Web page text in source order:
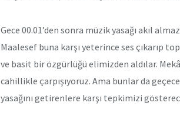
Gece 00.01’den sonra müzik yasağı akıl
Maalesef buna karşı yeterince ses çıkarıp
ve basit bir özgürlüğü elimizden aldılar.
cahillikle çarpışıyoruz. Ama bunlar da
yasağını getirenlere karşı tepkimizi